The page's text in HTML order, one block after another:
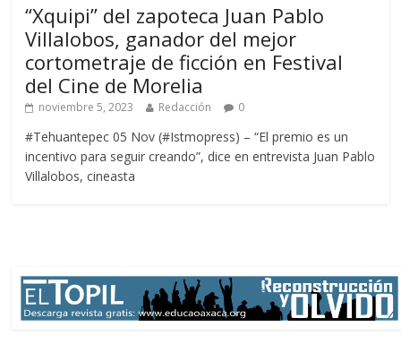
“Xquipi” del zapoteca Juan Pablo
Villalobos, ganador del mejor
cortometraje de ficción en Festival
del Cine de Morelia
noviembre 5, 2023 Redacción 0
#Tehuantepec 05 Nov (#Istmopress) – “El premio es un
incentivo para seguir creando”, dice en entrevista Juan Pablo
Villalobos, cineasta